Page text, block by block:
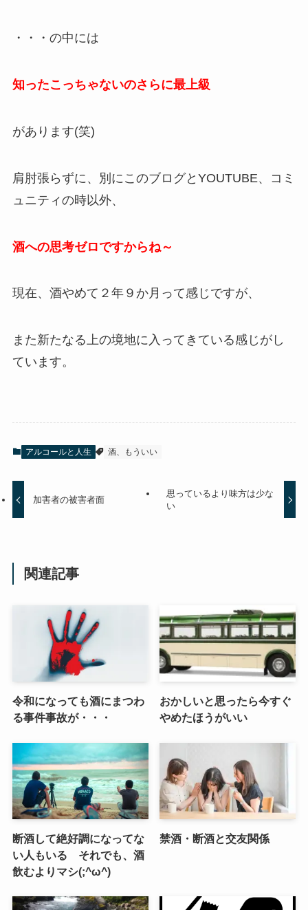
・・・の中には
知ったこっちゃないのさらに最上級
があります(笑)
肩肘張らずに、別にこのブログとYOUTUBE、コミ
ュニティの時以外、
酒への思考ゼロですからね～
現在、酒やめて２年９か月って感じですが、
また新たなる上の境地に入ってきている感じがし
ています。
アルコールと人生 酒、もういい
加害者の被害者面
思っているより味方は少な
い
関連記事
令和になっても酒にまつわ
る事件事故が・・・
おかしいと思ったら今すぐ
やめたほうがいい
断酒して絶好調になってな
い人もいる それでも、酒
飲むよりマシ(;^ω^)
禁酒・断酒と交友関係